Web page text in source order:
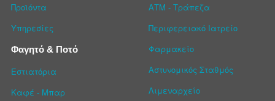
Προϊόντα
Υπηρεσίες
Φαγητό & Ποτό
Εστιατόρια
Καφέ - Μπαρ
ΑΤΜ - Τράπεζα
Περιφερειακό Ιατρείο
Φαρμακείο
Αστυνομικός Σταθμός
Λιμεναρχείο